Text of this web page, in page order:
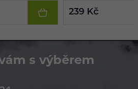
239 Kč
s výběrem